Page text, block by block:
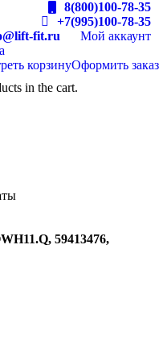
8(800)100-78-35
+7(995)100-78-35
fit.ru
Мой аккаунт
корзинуОформить заказ
in the cart.
59413476,